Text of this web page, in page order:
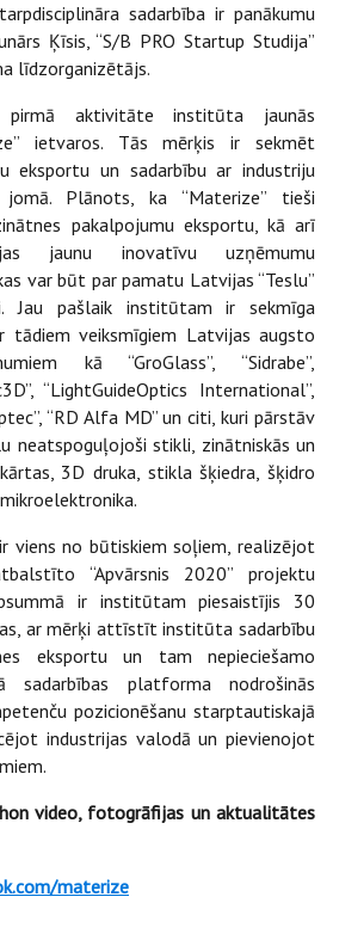
sadarbība ir panākumu
Ķīsis, “S/B PRO Startup Studija”
līdzorganizētājs.
aktivitāte institūta jaunās
ietvaros. Tās mērķis ir sekmēt
eksportu un sadarbību ar industriju
Plānots, ka “Materize” tieši
pakalpojumu eksportu, kā arī
jaunu inovatīvu uzņēmumu
var būt par pamatu Latvijas “Teslu”
Jau pašlaik institūtam ir sekmīga
tādiem veiksmīgiem Latvijas augsto
kā “GroGlass”, “Sidrabe”,
“LightGuideOptics International”,
“RD Alfa MD” un citi, kuri pārstāv
neatspoguļojoši stikli, zinātniskās un
3D druka, stikla šķiedra, šķidro
viens no būtiskiem soļiem, realizējot
“Apvārsnis 2020” projektu
ir institūtam piesaistījis 30
ar mērķi attīstīt institūta sadarbību
eksportu un tam nepieciešamo
sadarbības platforma nodrošinās
pozicionēšanu starptautiskajā
industrijas valodā un pievienojot
video, fotogrāfijas un aktualitātes
materize